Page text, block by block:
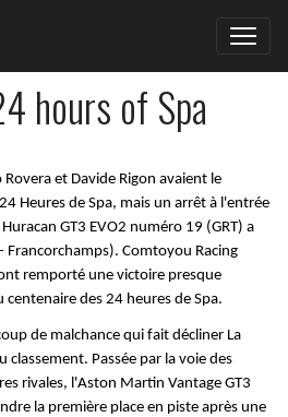
hours of Spa
et Davide Rigon avaient le
Heures de Spa, mais un arrêt à l'entrée
GT3 EVO2 numéro 19 (GRT) a
Francorchamps). Comtoyou Racing
remporté une victoire presque
des 24 heures de Spa.
de malchance qui fait décliner La
classement. Passée par la voie des
rivales, l'Aston Martin Vantage GT3
la première place en piste après une